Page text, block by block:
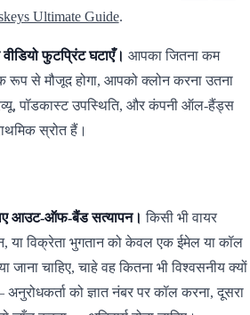
Ultimate Guide.
फुटप्रिंट घटाएँ। आपका जितना कम
रूप से मौजूद होगा, आपको क्लोन करना उतना
पॉडकास्ट उपस्थिति, और कंपनी ऑल-हैंड्स
स्रोत हैं।
आउट-ऑफ-बैंड सत्यापन। किसी भी वायर
या विक्रेता भुगतान को केवल एक ईमेल या कॉल
चाहिए, चाहे वह कितना भी विश्वसनीय क्यों
को ज्ञात नंबर पर कॉल करना, दूसरा